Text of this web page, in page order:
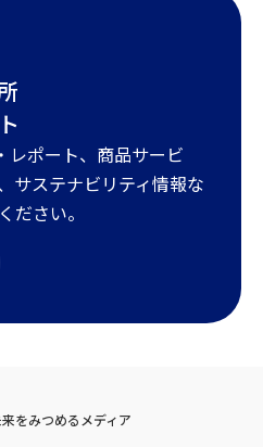
レポート、商品サービ
サステナビリティ情報な
ださい。
をみつめるメディア